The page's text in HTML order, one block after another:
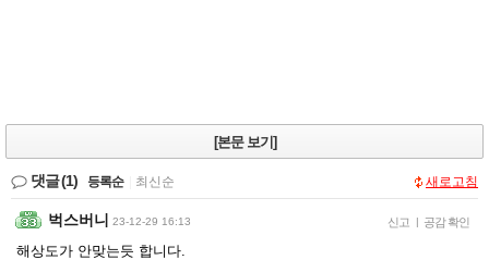
[본문 보기]
댓글(1) 등록순 최신순 새로고침
벅스버니 23-12-29 16:13 신고 | 공감 확인
해상도가 안맞는듯 합니다.